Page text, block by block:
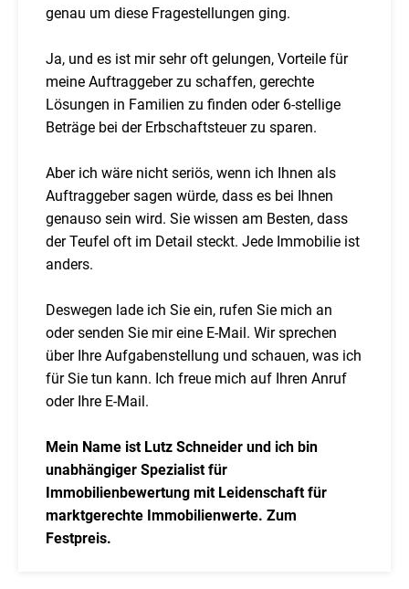
genau um diese Fragestellungen ging.
Ja, und es ist mir sehr oft gelungen, Vorteile für
meine Auftraggeber zu schaffen, gerechte
Lösungen in Familien zu finden oder 6-stellige
Beträge bei der Erbschaftsteuer zu sparen.
Aber ich wäre nicht seriös, wenn ich Ihnen als
Auftraggeber sagen würde, dass es bei Ihnen
genauso sein wird. Sie wissen am Besten, dass
der Teufel oft im Detail steckt. Jede Immobilie ist
anders.
Deswegen lade ich Sie ein, rufen Sie mich an
oder senden Sie mir eine E-Mail. Wir sprechen
über Ihre Aufgabenstellung und schauen, was ich
für Sie tun kann. Ich freue mich auf Ihren Anruf
oder Ihre E-Mail.
Mein Name ist Lutz Schneider und ich bin
unabhängiger Spezialist für
Immobilienbewertung mit Leidenschaft für
marktgerechte Immobilienwerte. Zum
Festpreis.